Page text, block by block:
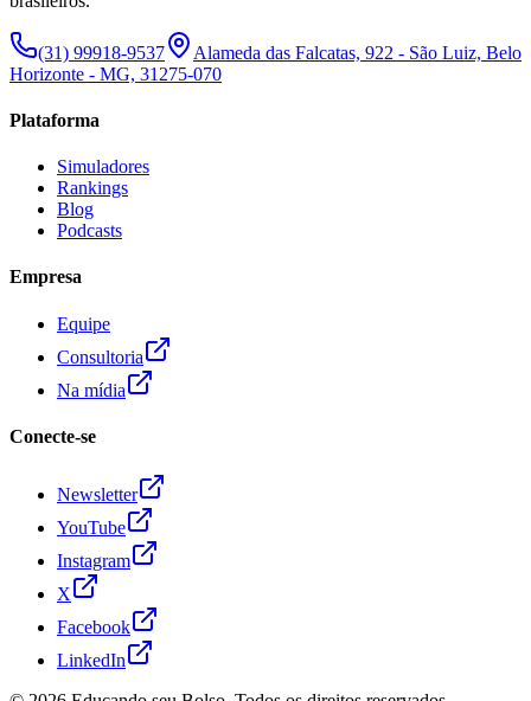
(31) 99918-9537
Alameda das Falcatas, 922 - São Luiz, Belo
Horizonte - MG, 31275-070
Plataforma
Simuladores
Rankings
Blog
Podcasts
Empresa
Equipe
Consultoria
Na mídia
Conecte-se
Newsletter
YouTube
Instagram
X
Facebook
LinkedIn